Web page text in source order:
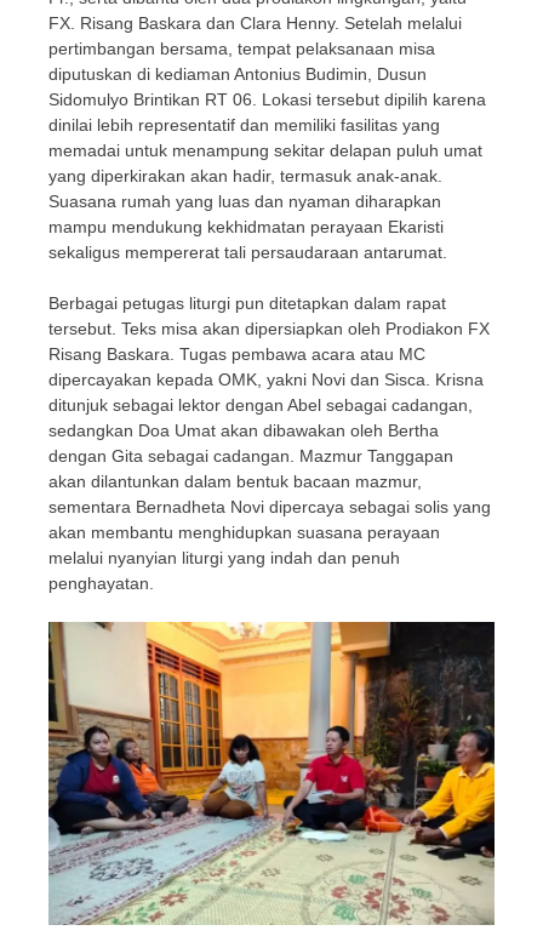
FX. Risang Baskara dan Clara Henny. Setelah melalui
pertimbangan bersama, tempat pelaksanaan misa
diputuskan di kediaman Antonius Budimin, Dusun
Sidomulyo Brintikan RT 06. Lokasi tersebut dipilih karena
dinilai lebih representatif dan memiliki fasilitas yang
memadai untuk menampung sekitar delapan puluh umat
yang diperkirakan akan hadir, termasuk anak-anak.
Suasana rumah yang luas dan nyaman diharapkan
mampu mendukung kekhidmatan perayaan Ekaristi
sekaligus mempererat tali persaudaraan antarumat.
Berbagai petugas liturgi pun ditetapkan dalam rapat
tersebut. Teks misa akan dipersiapkan oleh Prodiakon FX
Risang Baskara. Tugas pembawa acara atau MC
dipercayakan kepada OMK, yakni Novi dan Sisca. Krisna
ditunjuk sebagai lektor dengan Abel sebagai cadangan,
sedangkan Doa Umat akan dibawakan oleh Bertha
dengan Gita sebagai cadangan. Mazmur Tanggapan
akan dilantunkan dalam bentuk bacaan mazmur,
sementara Bernadheta Novi dipercaya sebagai solis yang
akan membantu menghidupkan suasana perayaan
melalui nyanyian liturgi yang indah dan penuh
penghayatan.